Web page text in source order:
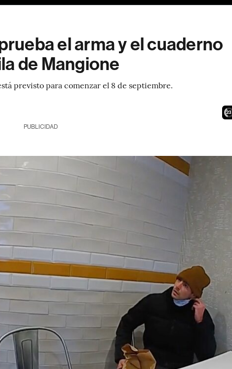
el arma y el cuaderno
de Mangione
previsto para comenzar el 8 de septiembre.
21
PUBLICIDAD